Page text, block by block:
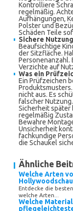
Kontrolliere
regelmäßig.
Aufhängungen,
Polster und
Schäden Teile
Sichere
Beaufsichtige
der Sitzfläche.
Personenanzahl.
Verzichte auf
Was ein
Ein Prüfzeichen
nicht aus. Es
falscher
Sicherheit später
regelmäßig
Bewahre
Unsicherheit
fachkundige
die Schaukel
Ähnliche
Welche Arten
Entdecke die
welche Arten...
Welche